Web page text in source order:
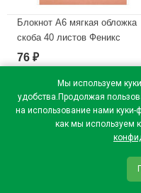
Мы используем
удобства.Продолжая
на использование нами
как мы используем
Блокнот А6 мягкая обложка
скоба 40 листов Феникс
Зайка-босс глянцевая
ламинация арт.74040
В наличии
76 ₽